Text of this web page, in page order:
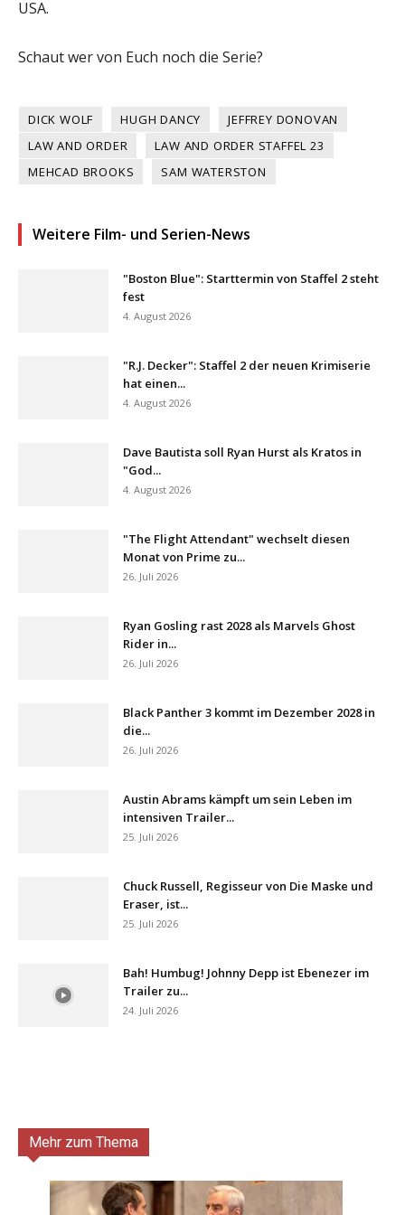
USA.
Schaut wer von Euch noch die Serie?
DICK WOLF HUGH DANCY
JEFFREY DONOVAN
LAW AND ORDER
LAW AND ORDER STAFFEL 23
MEHCAD BROOKS
SAM WATERSTON
Weitere Film- und Serien-News
"Boston Blue": Starttermin von Staffel 2 steht
fest
4. August 2026
"R.J. Decker": Staffel 2 der neuen Krimiserie
hat einen...
4. August 2026
Dave Bautista soll Ryan Hurst als Kratos in
"God...
4. August 2026
"The Flight Attendant" wechselt diesen
Monat von Prime zu...
26. Juli 2026
Ryan Gosling rast 2028 als Marvels Ghost
Rider in...
26. Juli 2026
Black Panther 3 kommt im Dezember 2028 in
die...
26. Juli 2026
Austin Abrams kämpft um sein Leben im
intensiven Trailer...
25. Juli 2026
Chuck Russell, Regisseur von Die Maske und
Eraser, ist...
25. Juli 2026
Bah! Humbug! Johnny Depp ist Ebenezer im
Trailer zu...
24. Juli 2026
Mehr zum Thema